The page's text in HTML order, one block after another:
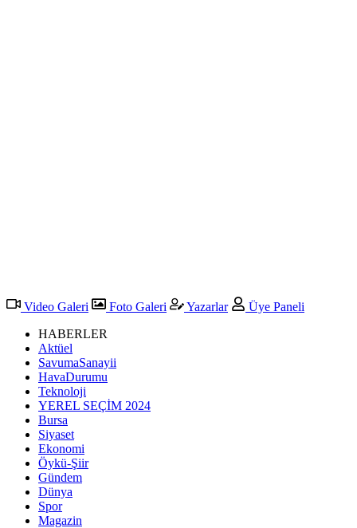
Video Galeri Foto Galeri Yazarlar
Üye Paneli
HABERLER
Aktüel
SavumaSanayii
HavaDurumu
Teknoloji
YEREL SEÇİM 2024
Bursa
Siyaset
Ekonomi
Öykü-Şiir
Gündem
Dünya
Spor
Magazin